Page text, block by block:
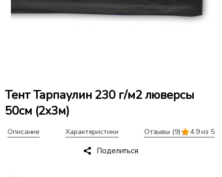
Тент Тарпаулин 230 г/м2 люверсы
50см (2x3м)
Описание Характеристики Отзывы (9) 4.9 из 5
Поделиться